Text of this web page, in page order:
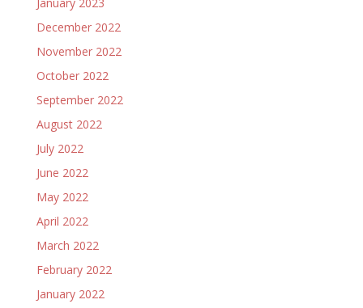
December 2022
November 2022
October 2022
September 2022
August 2022
July 2022
June 2022
May 2022
April 2022
March 2022
February 2022
January 2022